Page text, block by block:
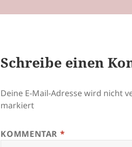
Schreibe einen
Deine E-Mail-Adresse wird nicht
markiert
KOMMENTAR *